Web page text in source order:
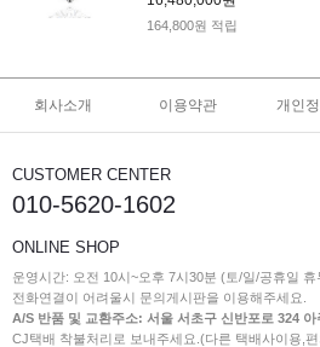
164,800원 적립
회사소개 이용약관 개인
CUSTOMER CENTER
010-5620-1602
ONLINE SHOP
운영시간: 오전 10시~오후 7시30분 (토/일/공휴일 휴
전화연결이 어려울시 문의게시판을 이용해주세요.
A/S 반품 및 교환주소: 서울 서초구 신반포로 324
CJ택배 착불처리로 보내주세요.(다른 택배사이용,